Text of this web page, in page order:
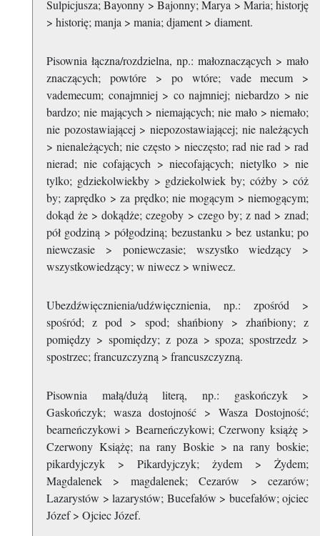
Sulpicjusza; Bayonny > Bajonny; Marya > Maria; historję
> historię; manja > mania; djament > diament.
Pisownia łączna/rozdzielna, np.: małoznaczących > mało
znaczących; powtóre > po wtóre; vade mecum >
vademecum; conajmniej > co najmniej; niebardzo > nie
bardzo; nie mających > niemających; nie mało > niemało;
nie pozostawiającej > niepozostawiającej; nie należących
> nienależących; nie często > nieczęsto; rad nie rad > rad
nierad; nie cofających > niecofających; nietylko > nie
tylko; gdziekolwiekby > gdziekolwiek by; cóżby > cóż
by; zaprędko > za prędko; nie mogącym > niemogącym;
dokąd że > dokądże; czegoby > czego by; z nad > znad;
pół godziną > półgodziną; bezustanku > bez ustanku; po
niewczasie > poniewczasie; wszystko wiedzący >
wszystkowiedzący; w niwecz > wniwecz.
Ubezdźwięcznienia/udźwięcznienia, np.: zpośród >
spośród; z pod > spod; shańbiony > zhańbiony; z
pomiędzy > spomiędzy; z poza > spoza; spostrzedz >
spostrzec; francuzczyzną > francuszczyzną.
Pisownia małą/dużą literą, np.: gaskończyk >
Gaskończyk; wasza dostojność > Wasza Dostojność;
bearneńczykowi > Bearneńczykowi; Czerwony książę >
Czerwony Książę; na rany Boskie > na rany boskie;
pikardyjczyk > Pikardyjczyk; żydem > Żydem;
Magdalenek > magdalenek; Cezarów > cezarów;
Lazarystów > lazarystów; Bucefałów > bucefałów; ojciec
Józef > Ojciec Józef.